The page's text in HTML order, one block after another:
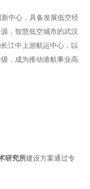
中心，具备发展低空经
，智慧低空城市的武汉
江中上游航运中心，以
，成为推动港航事业高
研究所建设方案通过专